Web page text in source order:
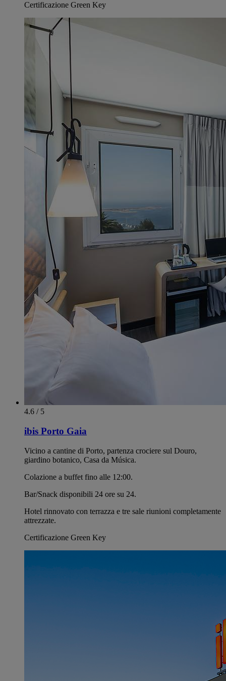
Certificazione Green Key
4.6 / 5
ibis Porto Gaia
Vicino a cantine di Porto, partenza crociere sul Douro,
giardino botanico, Casa da Música.
Colazione a buffet fino alle 12:00.
Bar/Snack disponibili 24 ore su 24.
Hotel rinnovato con terrazza e tre sale riunioni completamente
attrezzate.
Certificazione Green Key